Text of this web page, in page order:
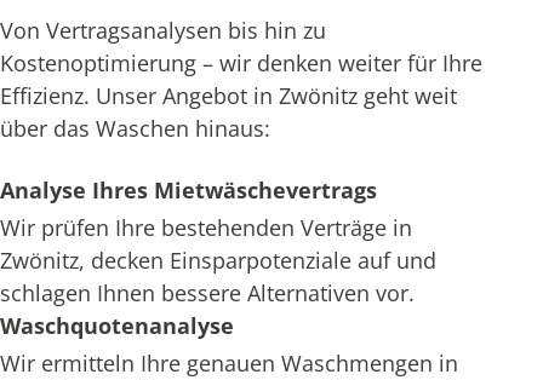
Von Vertragsanalysen bis hin zu
Kostenoptimierung – wir denken weiter für Ihre
Effizienz. Unser Angebot in Zwönitz geht weit
über das Waschen hinaus:
Analyse Ihres Mietwäschevertrags
Wir prüfen Ihre bestehenden Verträge in
Zwönitz, decken Einsparpotenziale auf und
schlagen Ihnen bessere Alternativen vor.
Waschquotenanalyse
Wir ermitteln Ihre genauen Waschmengen in